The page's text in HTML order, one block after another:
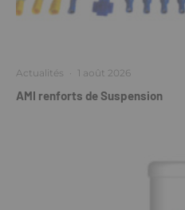
Actualités · 1 août 2026
AMI renforts de Suspension